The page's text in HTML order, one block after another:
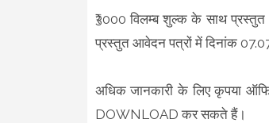
₹3000 विलम्ब शुल्क के साथ
प्रस्तुत आवेदन पत्रों में दिनांक
अधिक जानकारी के लिए कृपया
DOWNLOAD कर सकते हैं।